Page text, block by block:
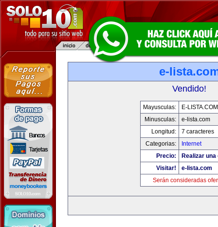
e-
Vendido!
Mayusculas:
E-LISTA.COM
Minusculas:
e-lista.com
Longitud:
7 caracteres
Categorias:
Internet
Precio:
Realizar
Visitar!
e-lista.com
Serán consideradas